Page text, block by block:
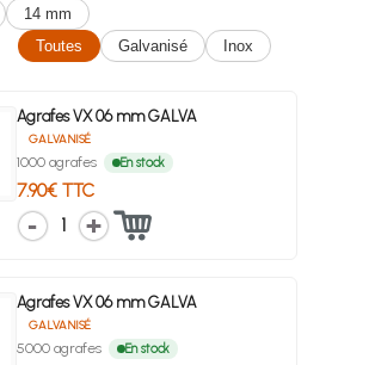
14 mm
Toutes Galvanisé Inox
Agrafes VX 06 mm GALVA
GALVANISÉ
1000 agrafes En stock
7.90€ TTC
1
Agrafes VX 06 mm GALVA
GALVANISÉ
5000 agrafes En stock